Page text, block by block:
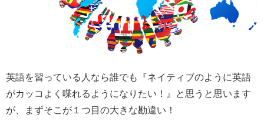
英語を習っている人なら誰でも『ネイティブのように英語
がカッコよく喋れるようになりたい！』と思うと思います
が、まずそこが１つ目の大きな勘違い！